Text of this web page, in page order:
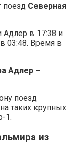
поезд Северная
Адлер в 17:38 и
03:48. Время в
Адлер –
поезд
таких крупных
1.
из